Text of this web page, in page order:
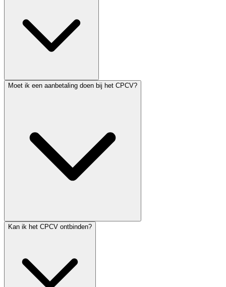
Moet ik een aanbetaling doen bij het CPCV?
Kan ik het CPCV ontbinden?